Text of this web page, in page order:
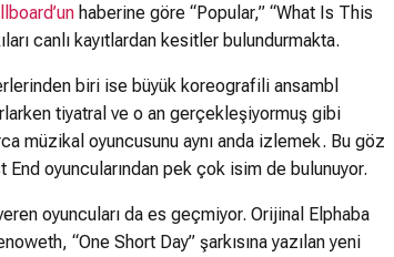
haberine göre “Popular,” “What Is This
canlı kayıtlardan kesitler bulundurmakta.
biri ise büyük koreografili ansambl
tiyatral ve o an gerçekleşiyormuş gibi
müzikal oyuncusunu aynı anda izlemek. Bu göz
End oyuncularından pek çok isim de bulunuyor.
oyuncuları da es geçmiyor. Orijinal Elphaba
“One Short Day” şarkısına yazılan yeni